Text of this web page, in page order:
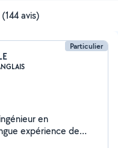
(144 avis)
Particulier
en
expérience de